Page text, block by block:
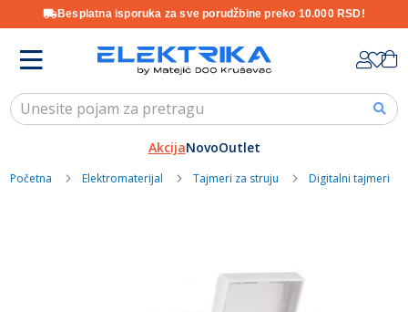
Besplatna isporuka za sve porudžbine preko 10.000 RSD!
Content
AkcijaNovoOutlet
Početna Elektromaterijal Tajmeri za struju Digitalni tajmeri